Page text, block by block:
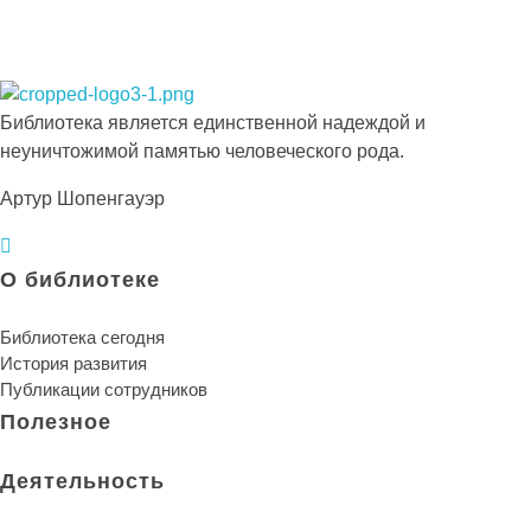
Библиотека КБГУ
Библиотека КБГУ
Библиотека является единственной надеждой и
неуничтожимой памятью человеческого рода.
Артур Шопенгауэр
О библиотеке
Библиотека сегодня
История развития
Публикации сотрудников
Полезное
Деятельность